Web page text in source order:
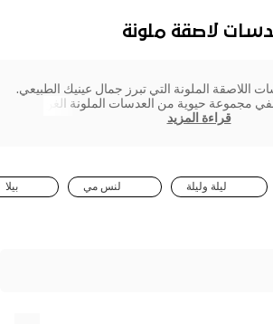
لاصقة ملونة
اللاصقة الملونة التي تبرز جمال عينيك الطبيعي.
مجموعة حيوية من العدسات الملونة الغن
قراءة المزيد
ليلة وليلة لنس مي بيلا